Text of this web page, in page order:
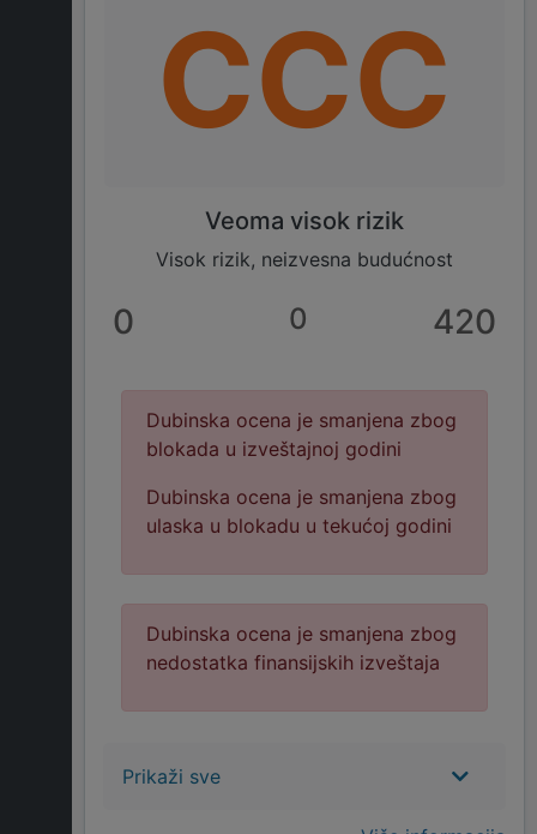
CCC
Veoma visok rizik
Visok rizik, neizvesna budućnost
0 0 420
Dubinska ocena je smanjena zbog
blokada u izveštajnoj godini
Dubinska ocena je smanjena zbog
ulaska u blokadu u tekućoj godini
Dubinska ocena je smanjena zbog
nedostatka finansijskih izveštaja
Prikaži sve